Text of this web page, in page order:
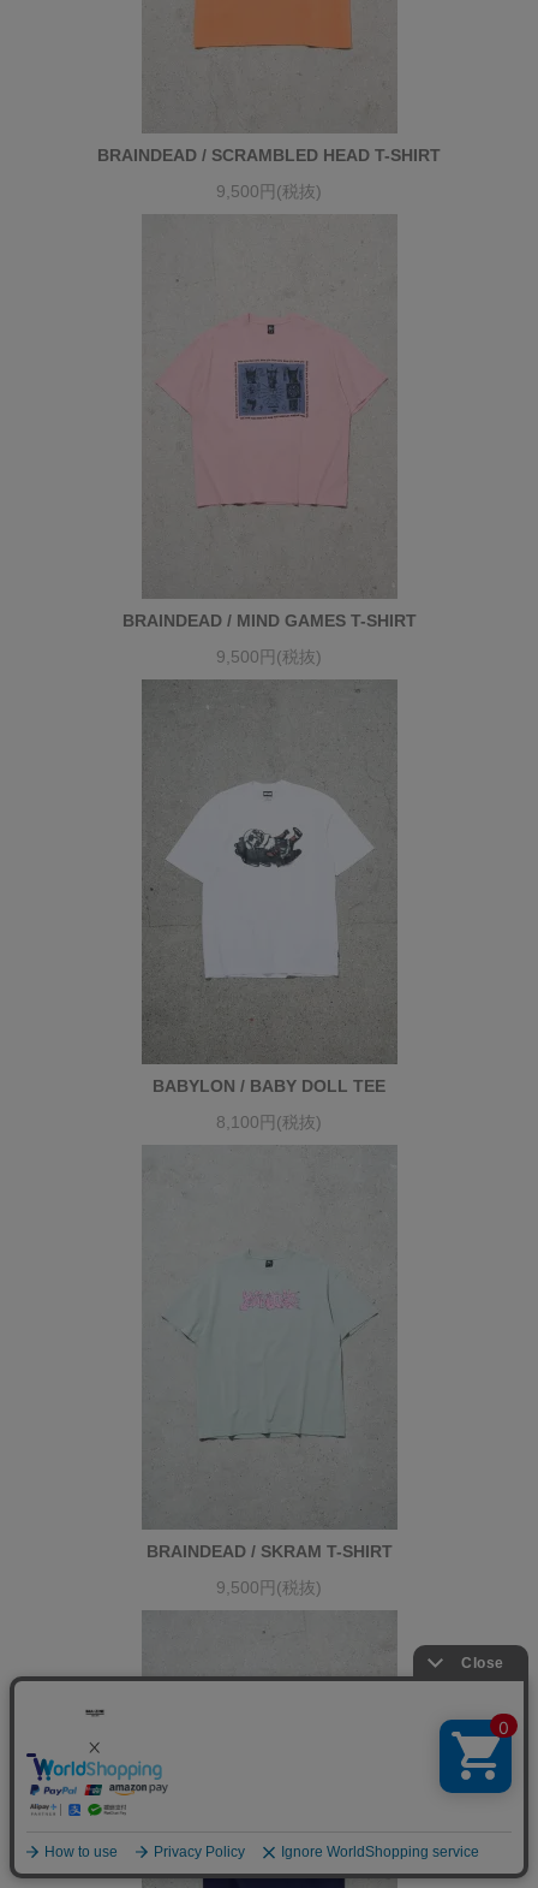
BRAINDEAD / SCRAMBLED HEAD T-SHIRT
9,500円(税抜)
BRAINDEAD / MIND GAMES T-SHIRT
9,500円(税抜)
BABYLON / BABY DOLL TEE
8,100円(税抜)
BRAINDEAD / SKRAM T-SHIRT
9,500円(税抜)